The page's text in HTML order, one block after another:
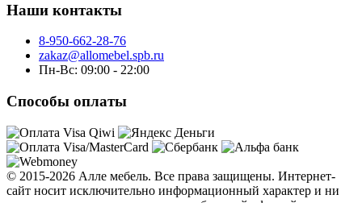
Наши контакты
8-950-662-28-76
zakaz@allomebel.spb.ru
Пн-Вс: 09:00 - 22:00
Способы оплаты
© 2015-2026 Алле мебель. Все права защищены. Интернет-
сайт носит исключительно информационный характер и ни